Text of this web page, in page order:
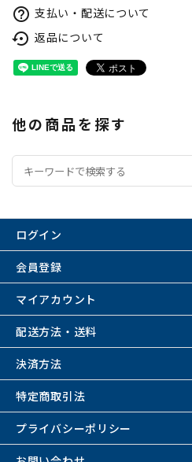
help_outline 支払い・配送について
settings_backup_restore 返品について
他の商品を探す
ログイン
会員登録
マイアカウント
配送方法・送料
決済方法
特定商取引法
プライバシーポリシー